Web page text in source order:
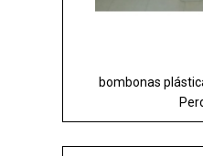
bombonas